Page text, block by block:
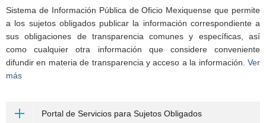
Sistema de Información Pública de Oficio Mexiquense que permite
a los sujetos obligados publicar la información correspondiente a
sus obligaciones de transparencia comunes y específicas, así
como cualquier otra información que considere conveniente
difundir en materia de transparencia y acceso a la información. Ver
más
Portal de Servicios para Sujetos Obligados